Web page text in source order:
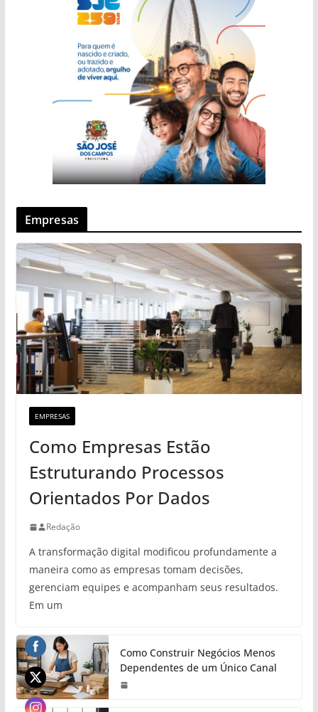
Empresas
EMPRESAS
Como Empresas Estão
Estruturando Processos
Orientados Por Dados
Redação
A transformação digital modificou profundamente a
maneira como as empresas tomam decisões,
gerenciam equipes e acompanham seus resultados.
Em um
Como Construir Negócios Menos
Dependentes de um Único Canal